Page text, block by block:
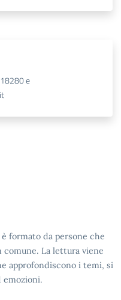
e
formato da persone che
La lettura viene
approfondiscono i temi, si
emozioni.